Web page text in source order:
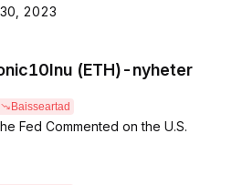
2023
(ETH)-nyheter
Baisseartad
Fed Commented on the U.S.